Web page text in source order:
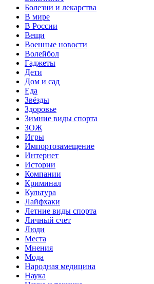
Болезни и лекарства
В мире
В России
Вещи
Военные новости
Волейбол
Гаджеты
Дети
Дом и сад
Еда
Звёзды
Здоровье
Зимние виды спорта
ЗОЖ
Игры
Импортозамещение
Интернет
Истории
Компании
Криминал
Культура
Лайфхаки
Летние виды спорта
Личный счет
Люди
Места
Мнения
Мода
Народная медицина
Наука